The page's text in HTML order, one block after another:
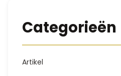
Categorieën
Artikel